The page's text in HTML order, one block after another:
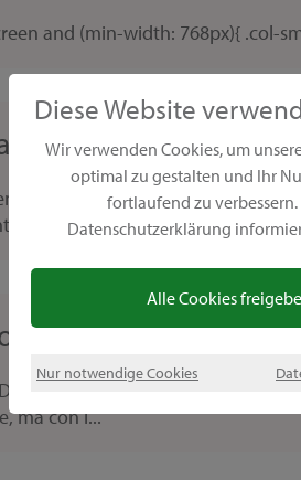
Diese Website
Wir verwenden Cookies, um
optimal zu gestalten und Ihr
fortlaufend zu verbessern.
Datenschutzerklärung
Alle Cookies
Nur notwendige Cookies
and (min-width: 768px){ .col-
di Natale
di bricolage. Quindi
bambini li abbiamo dipinti tutti
ma con i...